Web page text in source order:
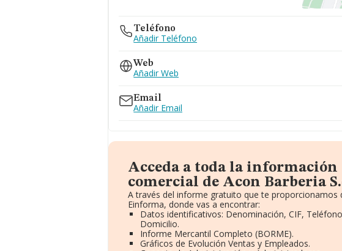
Teléfono
Añadir Teléfono
Web
Añadir Web
Email
Añadir Email
Acceda a toda la información
comercial de Acon Barberia
A través del informe gratuito que te proporcionamos
Einforma, donde vas a encontrar:
Datos identificativos: Denominación, CIF,
Domicilio.
Informe Mercantil Completo (BORME).
Gráficos de Evolución Ventas y Empleados.